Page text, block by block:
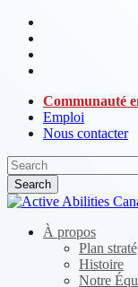
Skip
main
content
Communauté
Emploi
Nous contacter
Search
Close
Menu
À propos
Plan
Histoire
Notre